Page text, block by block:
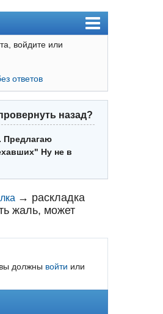
войдите или
ответов
назад?
Предлагаю
Ну не в
→ раскладка
жаль, может
вы должны войти или